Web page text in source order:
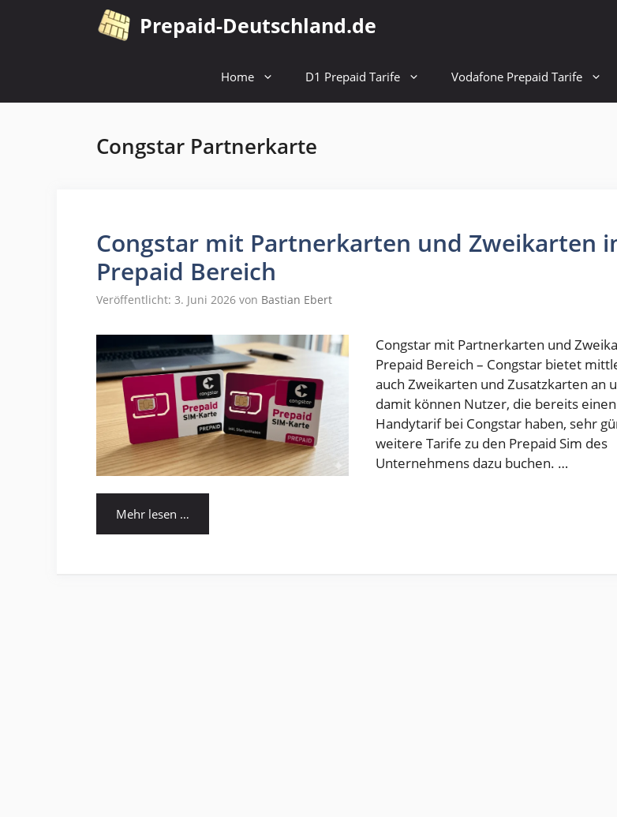
Prepaid-Deutschland.de
Home D1 Prepaid Tarife Vodafone Prepaid Tarife
Congstar Partnerkarte
Congstar mit Partnerkarten und Zweikarten
Prepaid Bereich
Veröffentlicht: 3. Juni 2026 von Bastian Ebert
Congstar mit Partnerkarten und
Prepaid Bereich – Congstar bietet
auch Zweikarten und Zusatzkarten an
damit können Nutzer, die bereits einen
Handytarif bei Congstar haben, sehr
weitere Tarife zu den Prepaid Sim des
Unternehmens dazu buchen. …
Mehr lesen …